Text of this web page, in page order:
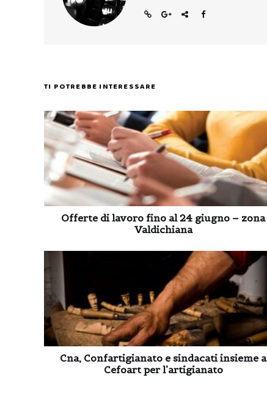
TI POTREBBE INTERESSARE
Offerte di lavoro fino al 24 giugno – zona
Valdichiana
Cna, Confartigianato e sindacati insieme a
Cefoart per l’artigianato